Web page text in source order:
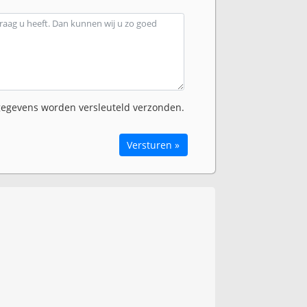
worden versleuteld verzonden.
Versturen »